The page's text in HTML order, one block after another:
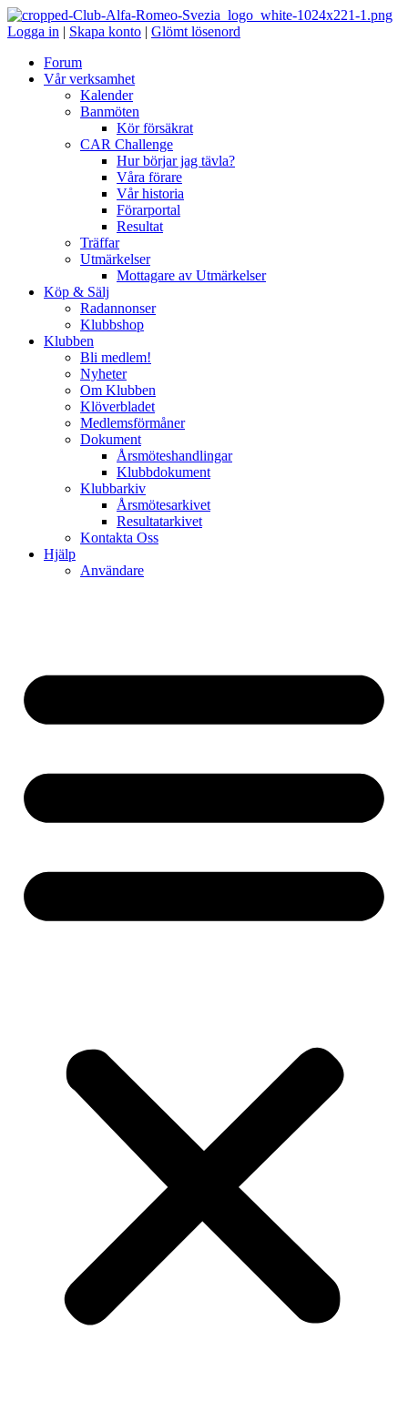
Logga in | Skapa konto | Glömt lösenord
Forum
Vår verksamhet
Kalender
Banmöten
Kör försäkrat
CAR Challenge
Hur börjar jag tävla?
Våra förare
Vår historia
Förarportal
Resultat
Träffar
Utmärkelser
Mottagare av Utmärkelser
Köp & Sälj
Radannonser
Klubbshop
Klubben
Bli medlem!
Nyheter
Om Klubben
Klöverbladet
Medlemsförmåner
Dokument
Årsmöteshandlingar
Klubbdokument
Klubbarkiv
Årsmötesarkivet
Resultatarkivet
Kontakta Oss
Hjälp
Användare